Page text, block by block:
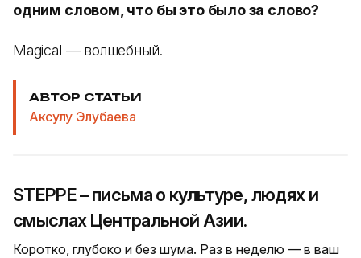
одним словом, что бы это было за слово?
Magical — волшебный.
АВТОР СТАТЬИ
Аксулу Элубаева
STEPPE – письма о культуре, людях и
смыслах Центральной Азии.
Коротко, глубоко и без шума. Раз в неделю — в ваш